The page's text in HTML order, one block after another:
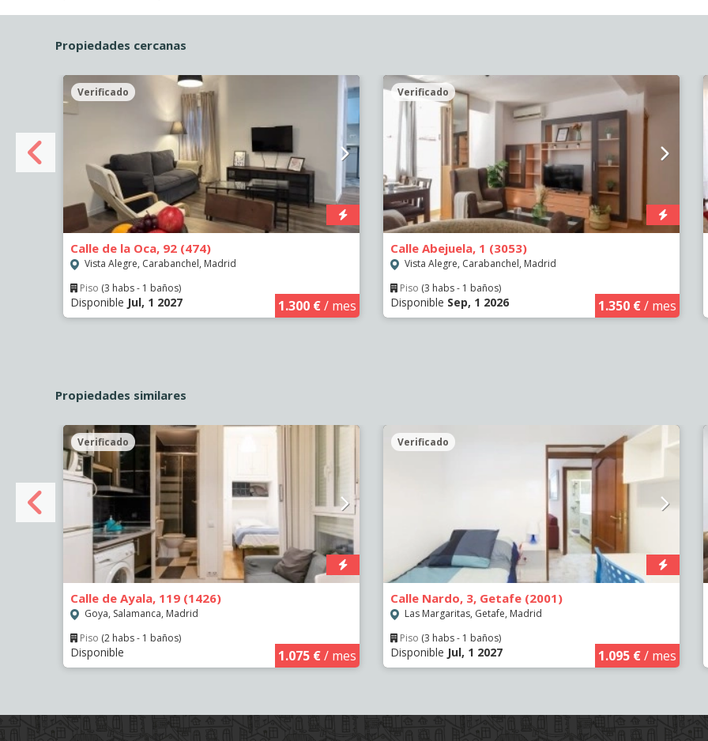
Propiedades cercanas
Verificado
Calle de la Oca, 92 (474)
Vista Alegre, Carabanchel, Madrid
Piso (3 habs - 1 baños)
Disponible Jul, 1 2027 1.300 €/ mes
Verificado
Calle Abejuela, 1 (3053)
Vista Alegre, Carabanchel, Madrid
Piso (3 habs - 1 baños)
Disponible Sep, 1 2026 1.350 €/ mes
Propiedades similares
Verificado
Calle de Ayala, 119 (1426)
Goya, Salamanca, Madrid
Piso (2 habs - 1 baños)
Disponible 1.075 €/ mes
Verificado
Calle Nardo, 3, Getafe (2001)
Las Margaritas, Getafe, Madrid
Piso (3 habs - 1 baños)
Disponible Jul, 1 2027 1.095 €/ mes